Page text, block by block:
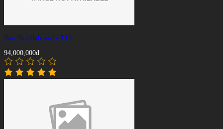
Bàn Shuffleboard - T13
94,000,000đ